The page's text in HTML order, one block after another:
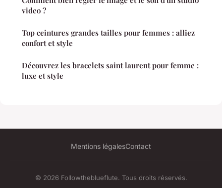
video ?
Top ceintures grandes tailles pour femmes : alliez
confort et style
Découvrez les bracelets saint laurent pour femme :
luxe et style
Mentions légalesContact
© 2026 Followtheblueflute. Tous droits réservés.